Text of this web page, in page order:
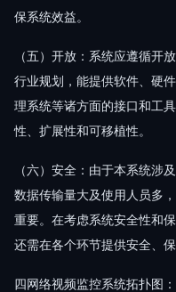
保系统效益。
（五）开放：系统应遵循开
行业规划，能提供软件、硬
理系统等诸方面的接口和工
性、扩展性和可移植性。
（六）安全：由于本系统涉
数据传输量大及使用人员多
重要。在考虑系统安全性和
还需在各个环节提供安全、保
四网络视频监控系统拓扑图：